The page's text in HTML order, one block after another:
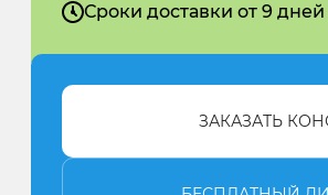
Сроки доставки от 9 дней
ЗАКАЗАТЬ